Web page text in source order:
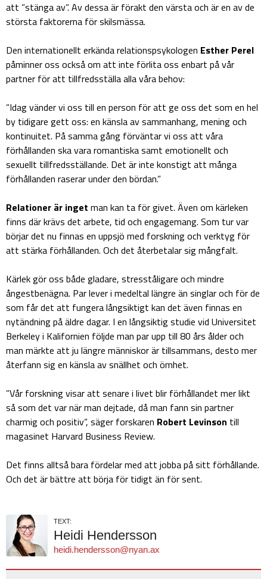
att ”stänga av”. Av dessa är förakt den värsta och är en av de
största faktorerna för skilsmässa.
Den internationellt erkända relationspsykologen Esther Perel
påminner oss också om att inte förlita oss enbart på vår
partner för att tillfredsställa alla våra behov:
”Idag vänder vi oss till en person för att ge oss det som en hel
by tidigare gett oss: en känsla av sammanhang, mening och
kontinuitet. På samma gång förväntar vi oss att våra
förhållanden ska vara romantiska samt emotionellt och
sexuellt tillfredsställande. Det är inte konstigt att många
förhållanden raserar under den bördan.”
Relationer är inget man kan ta för givet. Även om kärleken
finns där krävs det arbete, tid och engagemang. Som tur var
börjar det nu finnas en uppsjö med forskning och verktyg för
att stärka förhållanden. Och det återbetalar sig mångfalt.
Kärlek gör oss både gladare, stresståligare och mindre
ångestbenägna. Par lever i medeltal längre än singlar och för de
som får det att fungera långsiktigt kan det även finnas en
nytändning på äldre dagar. I en långsiktig studie vid Universitet
Berkeley i Kalifornien följde man par upp till 80 års ålder och
man märkte att ju längre människor är tillsammans, desto mer
återfann sig en känsla av snällhet och ömhet.
”Vår forskning visar att senare i livet blir förhållandet mer likt
så som det var när man dejtade, då man fann sin partner
charmig och positiv”, säger forskaren Robert Levinson till
magasinet Harvard Business Review.
Det finns alltså bara fördelar med att jobba på sitt förhållande.
Och det är bättre att börja för tidigt än för sent.
TEXT:
Heidi Hendersson
heidi.hendersson@nyan.ax